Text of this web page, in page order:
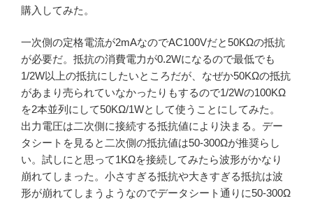
購入してみた。
一次側の定格電流が2mAなのでAC100Vだと50KΩの抵抗
が必要だ。抵抗の消費電力が0.2Wになるので最低でも
1/2W以上の抵抗にしたいところだが、なぜか50KΩの抵抗
があまり売られていなかったりもするので1/2Wの100KΩ
を2本並列にして50KΩ/1Wとして使うことにしてみた。
出力電圧は二次側に接続する抵抗値により決まる。デー
タシートを見ると二次側の抵抗値は50-300Ωが推奨らし
い。試しにと思って1KΩを接続してみたら波形がかなり
崩れてしまった。小さすぎる抵抗や大きすぎる抵抗は波
形が崩れてしまうようなのでデータシート通りに50-300Ω